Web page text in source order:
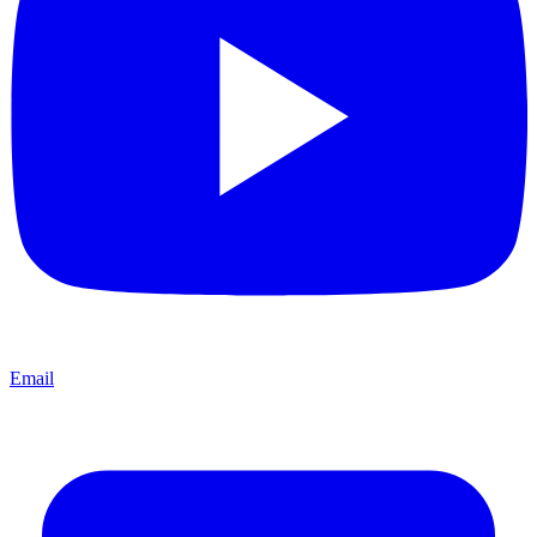
Email